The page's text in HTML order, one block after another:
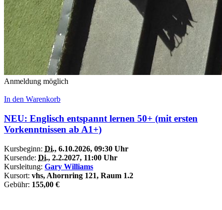
Anmeldung möglich
In den Warenkorb
NEU: Englisch entspannt lernen 50+ (mit ersten
Vorkenntnissen ab A1+)
Kursbeginn: Di., 6.10.2026, 09:30 Uhr
Kursende: Di., 2.2.2027, 11:00 Uhr
Kursleitung: Gary Williams
Kursort: vhs, Ahornring 121, Raum 1.2
Gebühr: 155,00 €